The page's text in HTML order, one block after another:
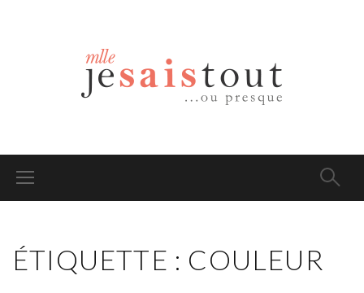
ÉTIQUETTE : COULEUR